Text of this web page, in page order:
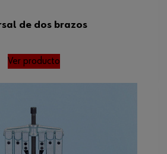
de dos brazos
Ver producto